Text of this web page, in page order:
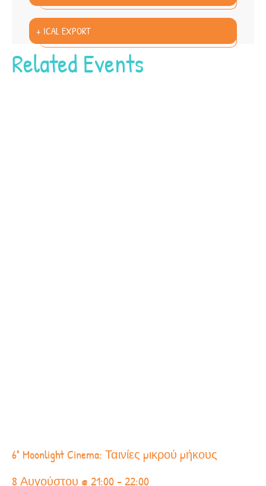
+ ICAL EXPORT
Related Events
6° Moonlight Cinema: Ταινίες μικρού μήκους
8 Αυγούστου @ 21:00-22:00